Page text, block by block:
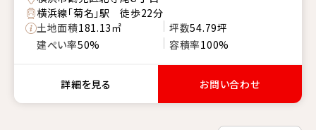
横浜線「菊名」駅 徒歩22分
土地面積181.13㎡ 坪数54.79坪
建ぺい率50% 容積率100%
詳細を見る お問い合わせ